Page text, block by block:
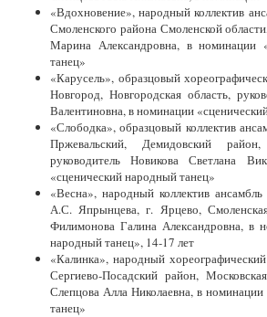
«Вдохновение», народный коллектив
Смоленского района Смоленской
Марина Александровна, в номинации
танец»
«Карусель», образцовый
Новгород, Новгородская область,
Валентиновна, в номинации
«Слободка», образцовый коллектив
Пржевальский, Демидовский
руководитель Новикова Светлана
«сценический народный танец»
«Весна», народный коллектив
А.С. Япрынцева, г. Ярцево,
Филимонова Галина Александровна, в
народный танец», 14-17 лет
«Калинка», народный
Сергиево-Посадский район,
Слепцова Алла Николаевна, в
танец»